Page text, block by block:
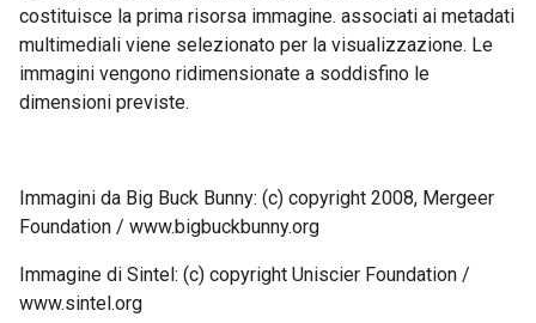
costituisce la prima risorsa immagine. associati ai metadati
multimediali viene selezionato per la visualizzazione. Le
immagini vengono ridimensionate a soddisfino le
dimensioni previste.
Immagini da Big Buck Bunny: (c) copyright 2008, Mergeer
Foundation / www.bigbuckbunny.org
Immagine di Sintel: (c) copyright Uniscier Foundation /
www.sintel.org